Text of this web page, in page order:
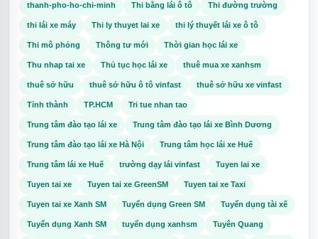
thanh-pho-ho-chi-minh Thi bằng lái ô tô Thi đường trường
thi lái xe máy Thi ly thuyet lai xe thi lý thuyết lái xe ô tô
Thi mô phỏng Thông tư mới Thời gian học lái xe
Thu nhap tai xe Thủ tục học lái xe thuê mua xe xanhsm
thuê sở hữu thuê sở hữu ô tô vinfast thuê sở hữu xe vinfast
Tỉnh thành TP.HCM Tri tue nhan tao
Trung tâm đào tạo lái xe Trung tâm đào tạo lái xe Bình Dương
Trung tâm đào tạo lái xe Hà Nội Trung tâm học lái xe Huế
Trung tâm lái xe Huế trường dạy lái vinfast Tuyen lai xe
Tuyen tai xe Tuyen tai xe GreenSM Tuyen tai xe Taxi
Tuyen tai xe Xanh SM Tuyển dụng Green SM Tuyển dụng tài xế
Tuyển dụng Xanh SM tuyển dụng xanhsm Tuyên Quang